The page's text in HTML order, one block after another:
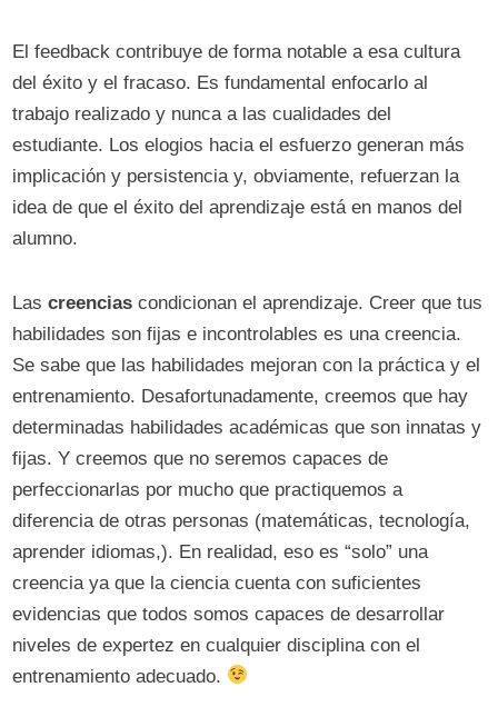
El feedback contribuye de forma notable a esa cultura
del éxito y el fracaso. Es fundamental enfocarlo al
trabajo realizado y nunca a las cualidades del
estudiante. Los elogios hacia el esfuerzo generan más
implicación y persistencia y, obviamente, refuerzan la
idea de que el éxito del aprendizaje está en manos del
alumno.
Lascreencias condicionan el aprendizaje. Creer que tus
habilidades son fijas e incontrolables es una creencia.
Se sabe que las habilidades mejoran con la práctica y el
entrenamiento. Desafortunadamente, creemos que hay
determinadas habilidades académicas que son innatas y
fijas. Y creemos que no seremos capaces de
perfeccionarlas por mucho que practiquemos a
diferencia de otras personas (matemáticas, tecnología,
aprender idiomas,). En realidad, eso es “solo” una
creencia ya que la ciencia cuenta con suficientes
evidencias que todos somos capaces de desarrollar
niveles de expertez en cualquier disciplina con el
entrenamiento adecuado.